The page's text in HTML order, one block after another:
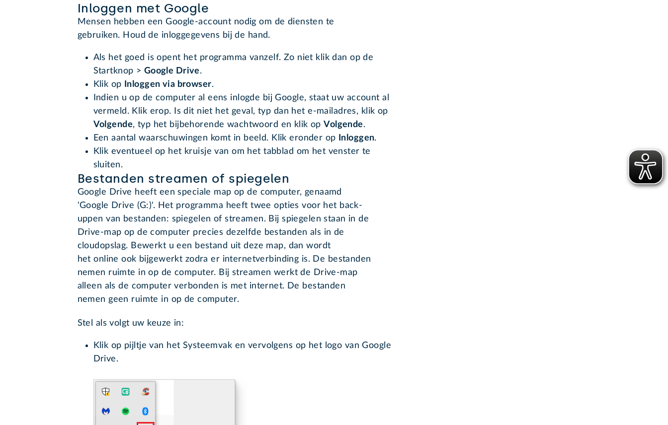
Inloggen met Google
Mensen hebben een Google-account nodig om de diensten te
gebruiken. Houd de inloggegevens bij de hand.
Als het goed is opent het programma vanzelf. Zo niet klik dan op de
Startknop > Google Drive.
Klik op
Inloggen via browser.
Indien u op de computer al eens inlogde bij Google, staat uw account al
vermeld. Klik erop. Is dit niet het geval, typ dan het e-mailadres, klik op
Volgende, typ het bijbehorende wachtwoord en klik opVolgende.
Een aantal waarschuwingen komt in beeld. Klik eronder op
Inloggen.
Klik eventueel op het kruisje van om het tabblad om het venster te
sluiten.
Bestanden streamen of spiegelen
Google Drive heeft een speciale map op de computer, genaamd
'Google Drive (G:)'. Het programma heeft twee opties voor het back-
uppen van bestanden: spiegelen of streamen. Bij spiegelen staan in de
Drive-map op de computer precies dezelfde bestanden als in de
cloudopslag. Bewerkt u een bestand uit deze map, dan wordt
het online ook bijgewerkt zodra er internetverbinding is. De bestanden
nemen ruimte in op de computer. Bij streamen werkt de Drive-map
alleen als de computer verbonden is met internet. De bestanden
nemen geen ruimte in op de computer.
Stel als volgt uw keuze in:
Klik op pijltje van het Systeemvak en vervolgens op het logo van Google
Drive.